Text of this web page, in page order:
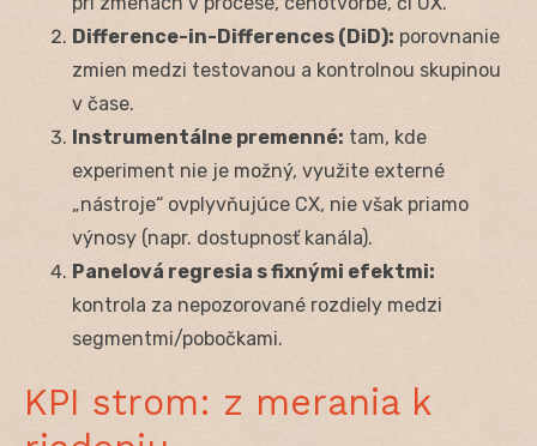
Difference-in-Differences (DiD): porovnanie
zmien medzi testovanou a kontrolnou skupinou
v čase.
Instrumentálne premenné: tam, kde
experiment nie je možný, využite externé
„nástroje“ ovplyvňujúce CX, nie však priamo
výnosy (napr. dostupnosť kanála).
Panelová regresia s fixnými efektmi:
kontrola za nepozorované rozdiely medzi
segmentmi/pobočkami.
KPI strom: z merania k